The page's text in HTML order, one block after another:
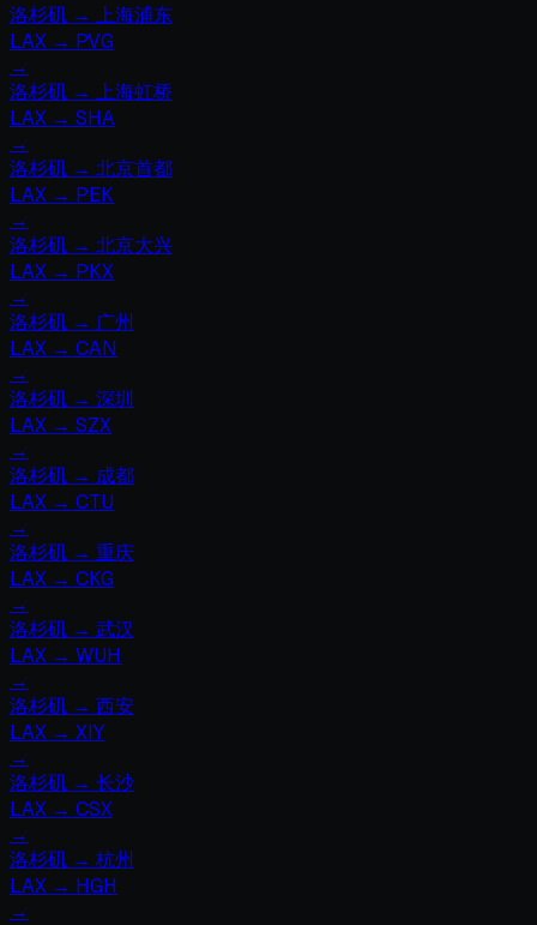
洛杉矶 → 上海浦东
LAX → PVG
→
洛杉矶 → 上海虹桥
LAX → SHA
→
洛杉矶 → 北京首都
LAX → PEK
→
洛杉矶 → 北京大兴
LAX → PKX
→
洛杉矶 → 广州
LAX → CAN
→
洛杉矶 → 深圳
LAX → SZX
→
洛杉矶 → 成都
LAX → CTU
→
洛杉矶 → 重庆
LAX → CKG
→
洛杉矶 → 武汉
LAX → WUH
→
洛杉矶 → 西安
LAX → XIY
→
洛杉矶 → 长沙
LAX → CSX
→
洛杉矶 → 杭州
LAX → HGH
→